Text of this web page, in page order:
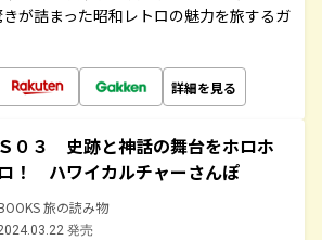
が詰まった昭和レトロの魅力を旅するガ
詳細を見る
Ｓ０３ 史跡と神話の舞台をホロホ
ロ！ ハワイカルチャーさんぽ
旅の読み物
発売